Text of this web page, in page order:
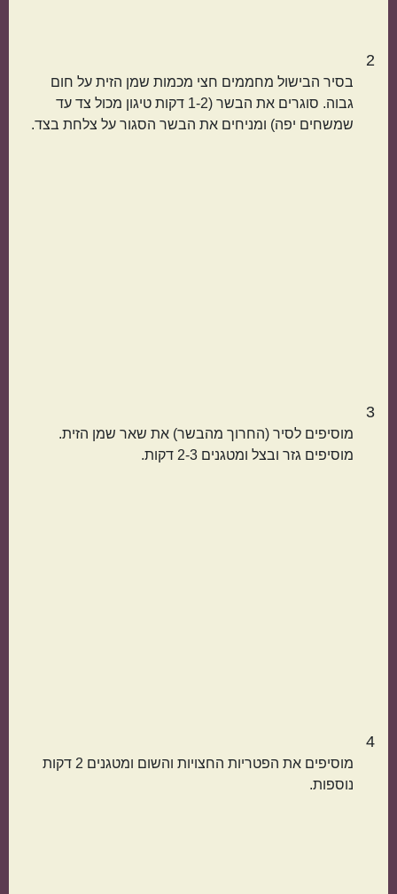
2
בסיר הבישול מחממים חצי מכמות שמן הזית על חום
גבוה. סוגרים את הבשר (1-2 דקות טיגון מכול צד עד
שמשחים יפה) ומניחים את הבשר הסגור על צלחת בצד.
3
מוסיפים לסיר (החרוך מהבשר) את שאר שמן הזית.
מוסיפים גזר ובצל ומטגנים 2-3 דקות.
4
מוסיפים את הפטריות החצויות והשום ומטגנים 2 דקות
נוספות.
קטגוריות נוספות